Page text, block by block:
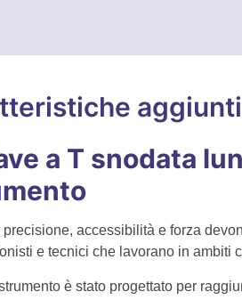
a T snodata
precisione, accessibilità e forza
e tecnici che lavorano in ambiti
è stato progettato per